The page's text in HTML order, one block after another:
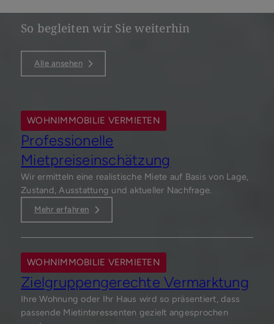
So begleiten wir Sie weiterhin
Alle ansehen
WOHNIMMOBILIE VERMIETEN
Professionelle
Mietpreiseinschätzung
Wir ermitteln eine realistische Miete auf Basis von Lage,
Zustand, Ausstattung und aktueller Nachfrage.
Mehr erfahren
WOHNIMMOBILIE VERMIETEN
Zielgruppengerechte Vermarktung
Ihre Wohnung oder Ihr Haus wird so präsentiert, dass
passende Mietinteressenten gezielt angesprochen